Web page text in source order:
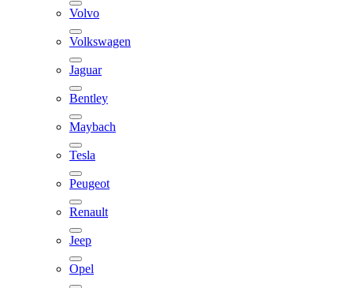
Volvo
Volkswagen
Jaguar
Bentley
Maybach
Tesla
Peugeot
Renault
Jeep
Opel